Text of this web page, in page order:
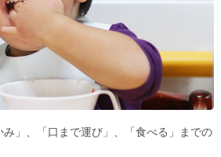
」、「口まで運び」、「食べる」までの